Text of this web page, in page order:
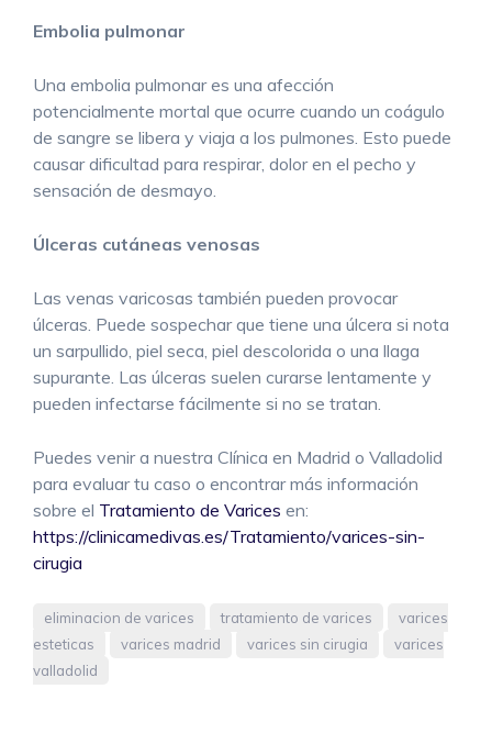
Embolia pulmonar
Una embolia pulmonar es una afección
potencialmente mortal que ocurre cuando un coágulo
de sangre se libera y viaja a los pulmones. Esto puede
causar dificultad para respirar, dolor en el pecho y
sensación de desmayo.
Úlceras cutáneas venosas
Las venas varicosas también pueden provocar
úlceras. Puede sospechar que tiene una úlcera si nota
un sarpullido, piel seca, piel descolorida o una llaga
supurante. Las úlceras suelen curarse lentamente y
pueden infectarse fácilmente si no se tratan.
Puedes venir a nuestra Clínica en Madrid o Valladolid
para evaluar tu caso o encontrar más información
sobre el Tratamiento de Varices en:
https://clinicamedivas.es/Tratamiento/varices-sin-
cirugia
eliminacion de varices tratamiento de varices
varices
esteticas
varices madrid varices sin cirugia
varices
valladolid